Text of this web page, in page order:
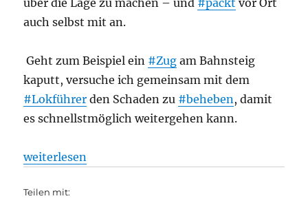
über die Lage zu machen – und #packt vor Ort
auch selbst mit an.
Geht zum Beispiel ein #Zug am Bahnsteig
kaputt, versuche ich gemeinsam mit dem
#Lokführer den Schaden zu #beheben, damit
es schnellstmöglich weitergehen kann.
„Immer auf Achse im S-Bahnnetz, Robert
weiterlesen
Teilen mit: